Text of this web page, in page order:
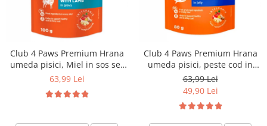
Club 4 Paws Premium Hrana
umeda pisici, Miel in sos set
24*100g
63,99 Lei
Club 4 Paws Premium Hrana
umeda pisici, peste cod in
jeleu set 24*80g
63,99 Lei
49,90 Lei